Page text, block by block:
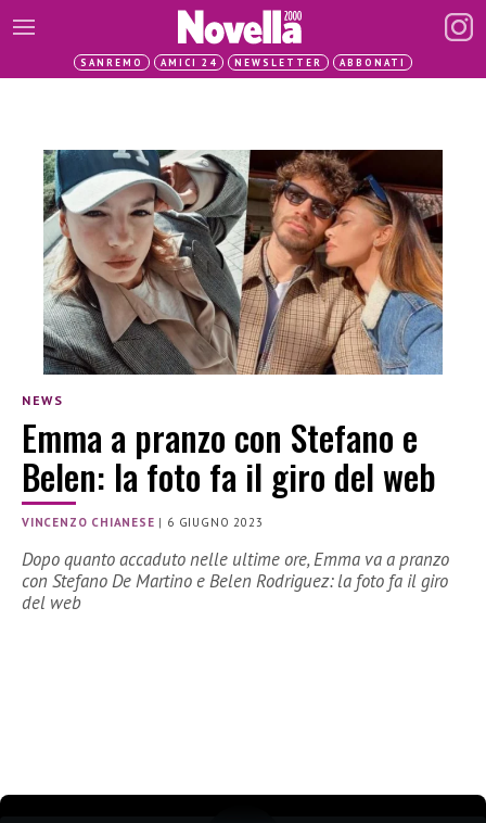
SANREMO AMICI 24 NEWSLETTER ABBONATI
NEWS
Emma a pranzo con Stefano e
Belen: la foto fa il giro del web
VINCENZO CHIANESE | 6 GIUGNO 2023
Dopo quanto accaduto nelle ultime ore, Emma va a pranzo
con Stefano De Martino e Belen Rodriguez: la foto fa il giro
del web